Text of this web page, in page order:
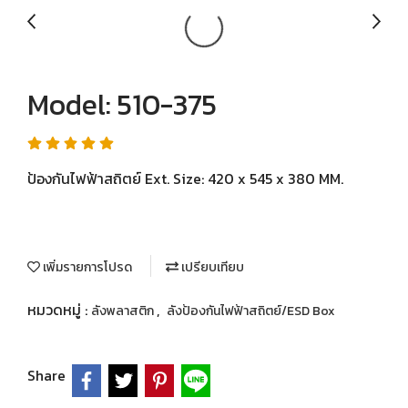
Model: 510-375
ป้องกันไฟฟ้าสถิตย์ Ext. Size: 420 x 545 x 380 MM.
เพิ่มรายการโปรด เปรียบเทียบ
หมวดหมู่ : ลังพลาสติก, ลังป้องกันไฟฟ้าสถิตย์/ESD Box
Share